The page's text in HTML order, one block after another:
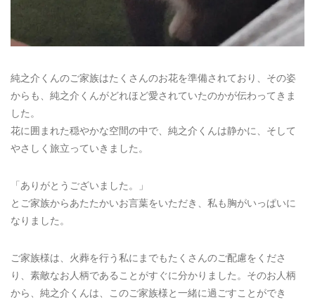
純之介くんのご家族はたくさんのお花を準備されており、その姿
からも、純之介くんがどれほど愛されていたのかが伝わってきま
した。
花に囲まれた穏やかな空間の中で、純之介くんは静かに、そして
やさしく旅立っていきました。
「ありがとうございました。」
とご家族からあたたかいお言葉をいただき、私も胸がいっぱいに
なりました。
ご家族様は、火葬を行う私にまでもたくさんのご配慮をくださ
り、素敵なお人柄であることがすぐに分かりました。そのお人柄
から、純之介くんは、このご家族様と一緒に過ごすことができ